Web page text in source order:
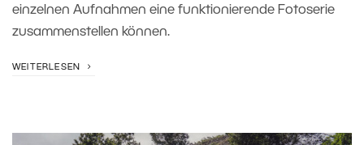
einzelnen Aufnahmen eine funktionierende Fotoserie
zusammenstellen können.
WEITERLESEN